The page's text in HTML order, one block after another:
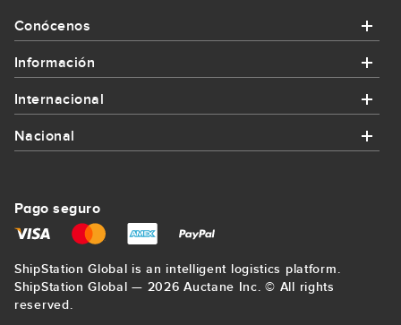
Conócenos
Conócenos
Regístrate
Blog
Información
Información
Promociones y cupones
Envíos para empresas
Precio mínimo garantizado
Internacional
Internacional
Enviar paquete a Francia
Enviar paquete a Estados Unidos
Nacional
Enviar paquete a Bilbao
Enviar paquete a La Coruña
Pago seguro
ShipStation Global is an intelligent logistics platform.
ShipStation Global — 2026 Auctane Inc. © All rights
reserved.